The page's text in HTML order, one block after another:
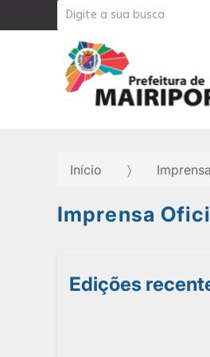
Início
Imprensa
Edições